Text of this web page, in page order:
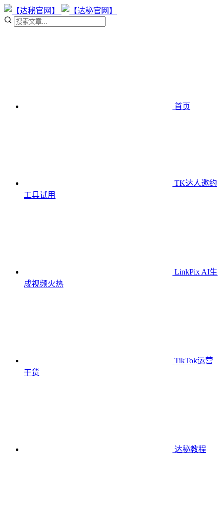
首页
TK达人邀约
工具试用
LinkPix AI生
成视频火热
TikTok运营
干货
达秘教程